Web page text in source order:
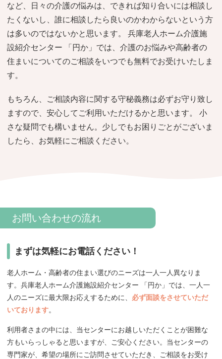
老人ホームの種類 よくあるご質問
アクセス
相談者様の声 お役立ち情報
おすすめ施設特集
など、日々の介護の悩みは、できれば知り合いには相談し
たくないし、誰に相談したら良いのかわからないという方
は多いのではないかと思います。 兵庫老人ホーム介護施
設紹介センター 「円か」では、介護のお悩みや高齢者の
住まいについてのご相談をいつでも無料でお受けいたしま
す。
もちろん、ご相談内容に関する守秘義務は必ずお守り致し
ますので、安心してご利用いただけるかと思います。 小
さな疑問でも構いません。少しでもお困りごとがございま
したら、お気軽にご相談ください。
お問い合わせの流れ
まずは気軽にお電話ください！
老人ホーム・高齢者の住まい選びのニーズは一人一人異なりま
す。兵庫老人ホーム介護施設紹介センター 「円か」では、一人一
人のニーズに最大限お応えするために、 必ず面談をさせていただ
いております。
利用者さまの中には、当センターにお越しいただくことが困難な
方もいらっしゃると思いますが、ご安心ください。当センターの
専門家が、希望の場所にご訪問させていただき、ご相談をお受け